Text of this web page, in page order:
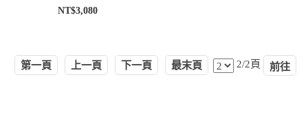
NT$3,080
第一頁 上一頁 下一頁 最末頁 2/2頁